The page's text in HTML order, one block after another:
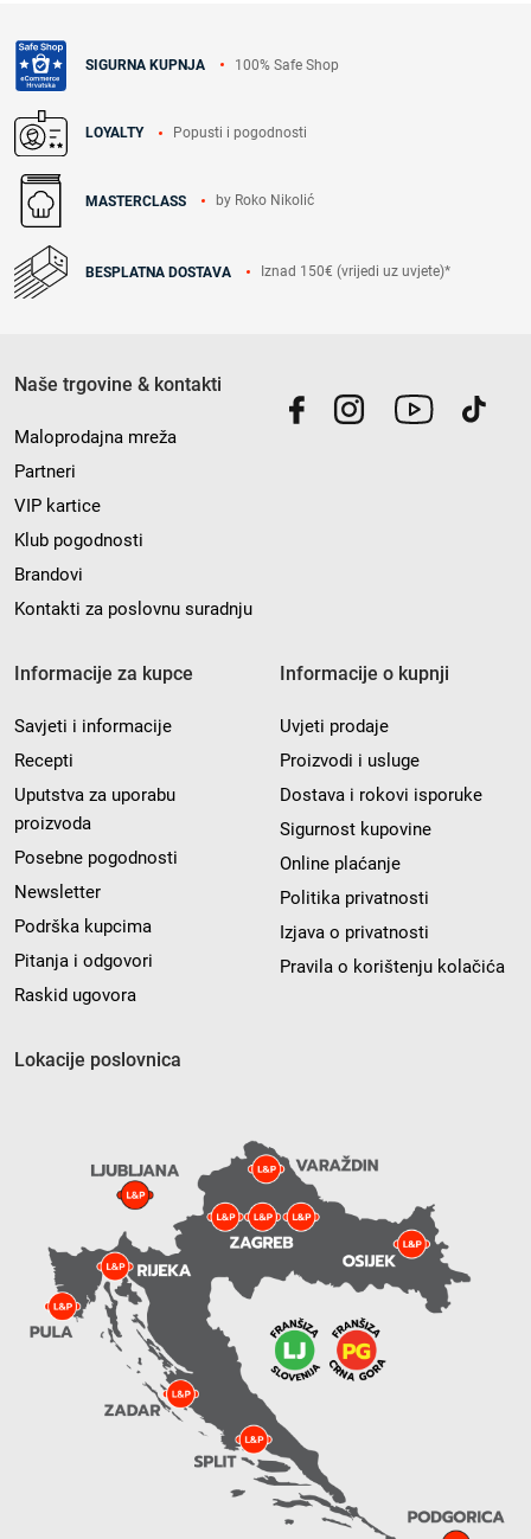
SIGURNA KUPNJA 100% Safe Shop
LOYALTY Popusti i pogodnosti
MASTERCLASS by Roko Nikolić
BESPLATNA DOSTAVA Iznad 150€ (vrijedi uz uvjete)*
Naše trgovine & kontakti
Maloprodajna mreža
Partneri
VIP kartice
Klub pogodnosti
Brandovi
Kontakti za poslovnu suradnju
Informacije za kupce
Savjeti i informacije
Recepti
Uputstva za uporabu
proizvoda
Posebne pogodnosti
Newsletter
Podrška kupcima
Pitanja i odgovori
Raskid ugovora
Informacije o kupnji
Uvjeti prodaje
Proizvodi i usluge
Dostava i rokovi isporuke
Sigurnost kupovine
Online plaćanje
Politika privatnosti
Izjava o privatnosti
Pravila o korištenju kolačića
Lokacije poslovnica